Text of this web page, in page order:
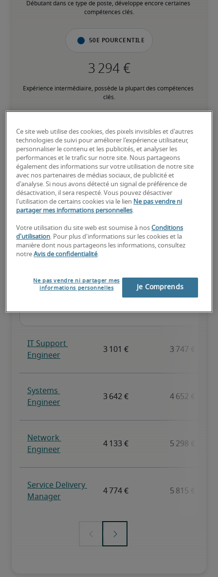
Débutant dans ce type de poste, développe encore certaines
compétences clés.
50e pourcentile
Expérience intermédiaire, possède la plupart des compétences
clés.
Expérience reconnue, possède toutes les compétences clés.
Salaire pour des postes
similaires
Ce site web utilise des cookies, des pixels invisibles et d'autres
technologies de suivi pour améliorer l'expérience utilisateur,
personnaliser le contenu et les publicités, et analyser les
performances et le trafic sur notre site. Nous partageons
également des informations sur votre utilisation de notre site
avec nos partenaires de médias sociaux, de publicité et
d'analyse. Si nous avons détecté un signal de préférence de
désactivation, il sera respecté. Vous pouvez désactiver
l'utilisation de certains cookies via le lien Ne pas vendre ni
partager mes informations personnelles.
Votre utilisation du site web est soumise à nosConditions
d'utilisation. Pour plus d'informations sur les cookies et la
manière dont nous partageons les informations, consultez
notreAvis de confidentialité.
Ne pas vendre ni partager mes
informations personnelles
Je Comprends